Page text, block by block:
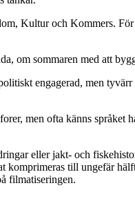
Kultur och Kommers.
om sommaren med att
engagerad, men
men ofta känns språket
eller jakt- och
komprimeras till ungefär
filmatiseringen.